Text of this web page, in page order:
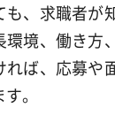
、求職者が
環境、働き方
れば、応募や
。